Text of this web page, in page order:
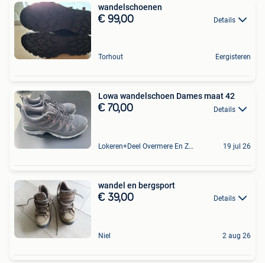
wandelschoenen
€ 99,00 Details
Torhout Eergisteren
Lowa wandelschoen Dames maat 42
€ 70,00 Details
Lokeren+Deel Overmere En Zele 19 jul 26
wandel en bergsport
€ 39,00 Details
Niel 2 aug 26